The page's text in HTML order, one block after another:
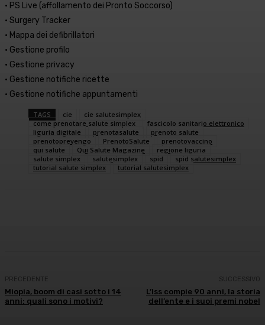
• PS Live (affollamento dei Pronto Soccorso)
• Surgery Tracker
• Mappa dei defibrillatori
• Gestione profilo
• Gestione privacy
• Gestione notifiche ricette
• Gestione notifiche appuntamenti
TAGS cie
cie salutesimplex
come prenotare salute simplex
fascicolo sanitario elettronico
liguria digitale
prenotasalute
prenoto salute
prenotoprevengo
PrenotoSalute
prenotovaccino
qui salute
Qui Salute Magazine
regione liguria
salute simplex
salutesimplex spid
spid salutesimplex
tutorial salute simplex
tutorial salutesimplex
PRECEDENTE
Miopia, boom di casi sotto i 14
anni: quali sono i motivi?
SUCCESSIVO
L’Iss compie 90 anni, la storia
dell’ente e i suoi premi nobel